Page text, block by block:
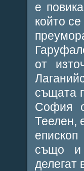
е
който
от
същата
София
Теелен,
също и
делегат